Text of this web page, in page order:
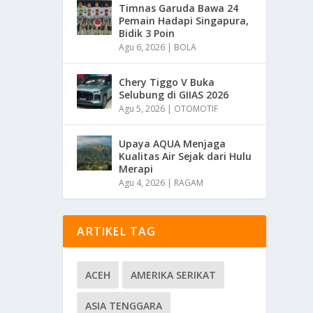
Timnas Garuda Bawa 24
Pemain Hadapi Singapura,
Bidik 3 Poin
Agu 6, 2026 | BOLA
Chery Tiggo V Buka
Selubung di GIIAS 2026
Agu 5, 2026 | OTOMOTIF
Upaya AQUA Menjaga
Kualitas Air Sejak dari Hulu
Merapi
Agu 4, 2026 | RAGAM
ARTIKEL TAG
ACEH AMERIKA SERIKAT
ASIA TENGGARA